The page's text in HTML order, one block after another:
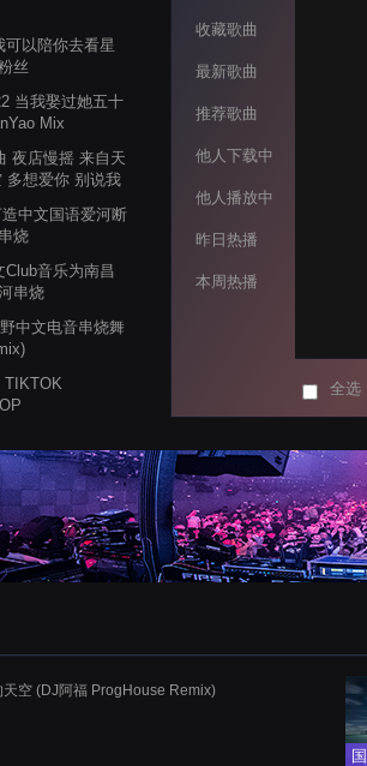
可以陪你去看星
丝
当我娶过她五十
Mix
夜店慢摇 来自天
多想爱你 别说我
中文国语爱河断
烧
音乐为南昌
串烧
中文电音串烧舞
TIKTOK
天的风是想你的
收藏歌曲
最新歌曲
推荐歌曲
他人下载中
他人播放中
昨日热播
本周热播
全选
天空 (DJ阿福 ProgHouse Remix)